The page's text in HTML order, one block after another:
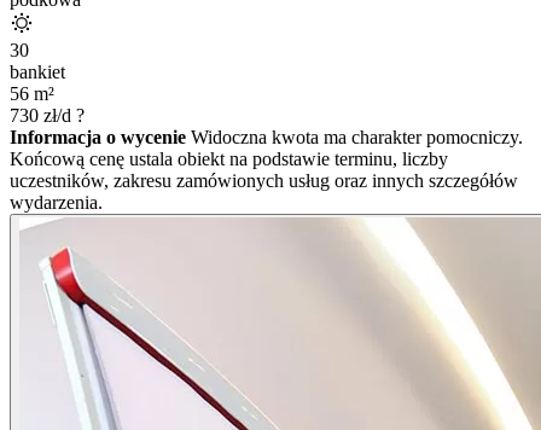
30
bankiet
56 m²
730 zł/d ?
Informacja o wycenie Widoczna kwota ma charakter pomocniczy.
Końcową cenę ustala obiekt na podstawie terminu, liczby
uczestników, zakresu zamówionych usług oraz innych szczegółów
wydarzenia.